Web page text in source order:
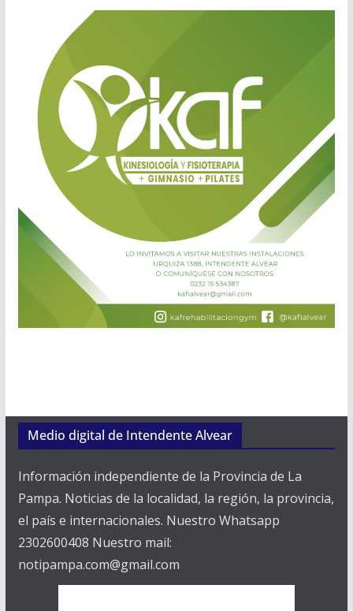
Medio digital de Intendente Alvear
Información independiente de la Provincia de La
Pampa. Noticias de la localidad, la región, la provincia,
el país e internacionales. Nuestro Whatsapp
2302600408 Nuestro mail:
notipampa.com@gmail.com